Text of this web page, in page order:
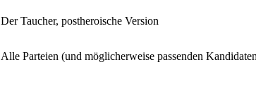
Der Taucher, postheroische Version
Alle Parteien (und möglicherweise passenden